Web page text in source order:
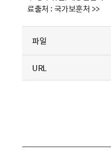
료출처 : 국가보훈처 >>
파일
URL